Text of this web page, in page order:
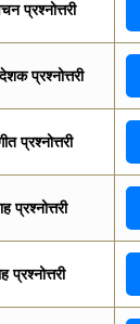
प्रश्नोत्तरी
प्रश्नोत्तरी
प्रश्नोत्तरी
प्रश्नोत्तरी
प्रश्नोत्तरी